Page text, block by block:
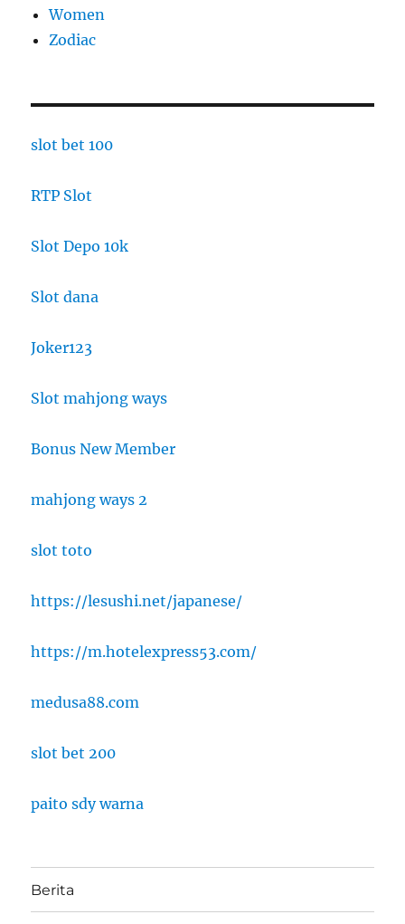
Women
Zodiac
slot bet 100
RTP Slot
Slot Depo 10k
Slot dana
Joker123
Slot mahjong ways
Bonus New Member
mahjong ways 2
slot toto
https://lesushi.net/japanese/
https://m.hotelexpress53.com/
medusa88.com
slot bet 200
paito sdy warna
Berita